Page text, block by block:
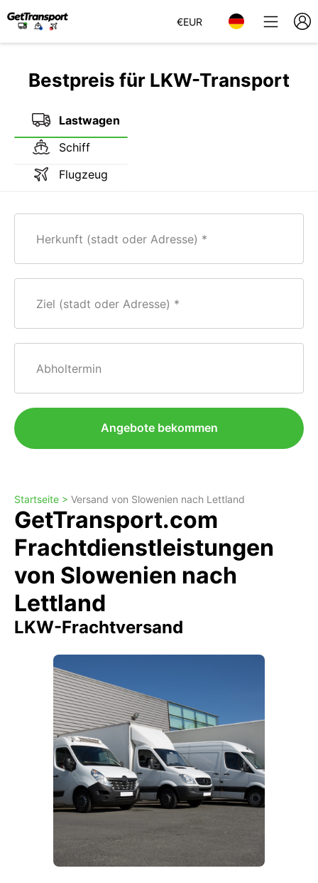
€EUR
Bestpreis für LKW-Transport
Lastwagen
Schiff
Flugzeug
Herkunft (stadt oder Adresse)
Ziel (stadt oder Adresse)
Abholtermin
Angebote bekommen
Startseite > Versand von Slowenien nach Lettland
GetTransport.com
Frachtdienstleistungen
von Slowenien nach
Lettland
LKW-Frachtversand